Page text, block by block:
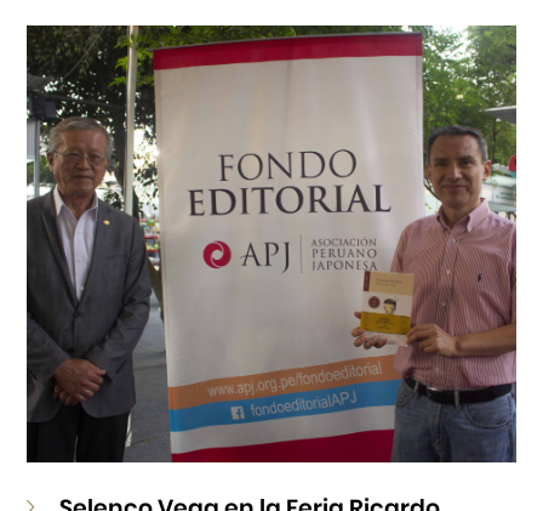
Cursos
Museo de la Inmigración Japonesa
Fondo Editorial
Teatro Peruano Japonés